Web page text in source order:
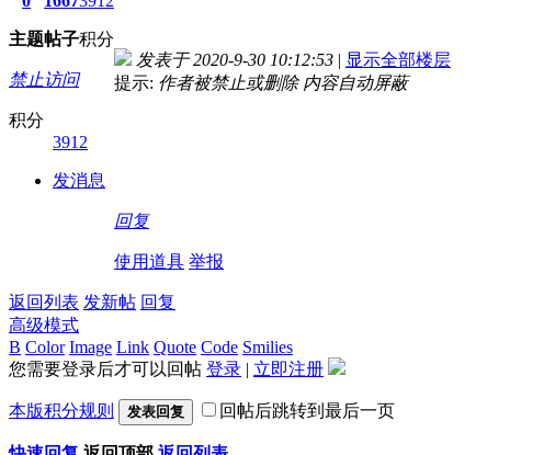
主题帖子积分
禁止访问
积分
3912
发消息
发表于 2020-9-30 10:12:53 | 显示全部楼层
提示: 作者被禁止或删除 内容自动屏蔽
回复
使用道具 举报
返回列表 发新帖 回复
高级模式
B Color Image Link Quote Code Smilies
您需要登录后才可以回帖 登录 | 立即注册
本版积分规则 发表回复 回帖后跳转到最后一页